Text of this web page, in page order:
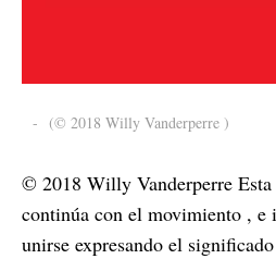
- (© 2018 Willy Vanderperre )
© 2018 Willy Vanderperre Esta
continúa con el movimiento , e
unirse expresando el